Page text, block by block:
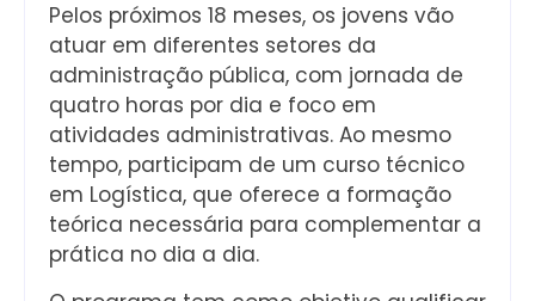
Pelos próximos 18 meses, os jovens vão
atuar em diferentes setores da
administração pública, com jornada de
quatro horas por dia e foco em
atividades administrativas. Ao mesmo
tempo, participam de um curso técnico
em Logística, que oferece a formação
teórica necessária para complementar a
prática no dia a dia.